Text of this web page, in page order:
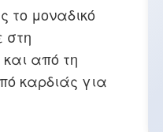
το μοναδικό
στη
από τη
καρδιάς για